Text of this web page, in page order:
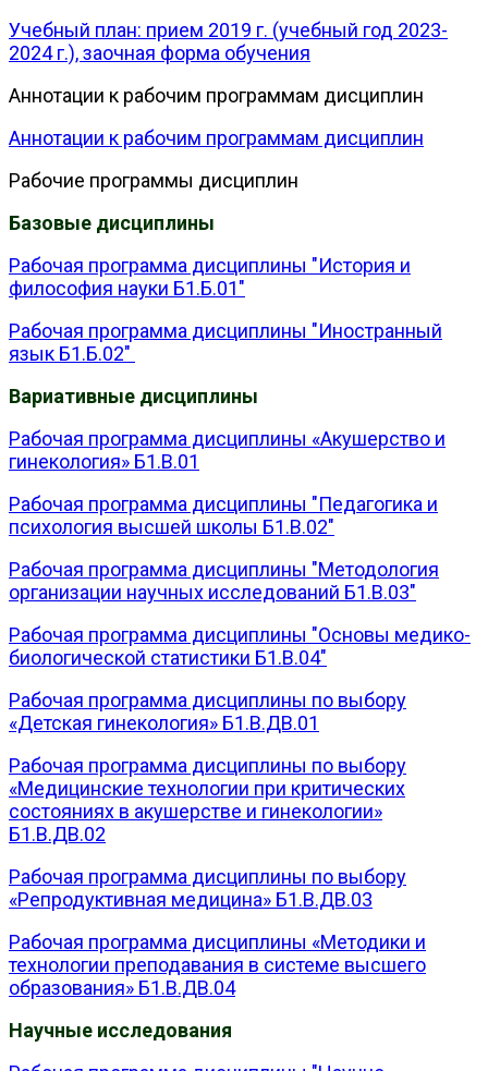
Учебный план: прием 2019 г. (учебный год 2023-
2024 г.), заочная форма обучения
Аннотации к рабочим программам дисциплин
Аннотации к рабочим программам дисциплин
Рабочие программы дисциплин
Базовые дисциплины
Рабочая программа дисциплины "История и
философия науки Б1.Б.01"
Рабочая программа дисциплины "Иностранный
язык Б1.Б.02"
Вариативные дисциплины
Рабочая программа дисциплины «Акушерство и
гинекология» Б1.В.01
Рабочая программа дисциплины "Педагогика и
психология высшей школы Б1.В.02"
Рабочая программа дисциплины "Методология
организации научных исследований Б1.В.03"
Рабочая программа дисциплины "Основы медико-
биологической статистики Б1.В.04"
Рабочая программа дисциплины по выбору
«Детская гинекология» Б1.В.ДВ.01
Рабочая программа дисциплины по выбору
«Медицинские технологии при критических
состояниях в акушерстве и гинекологии»
Б1.В.ДВ.02
Рабочая программа дисциплины по выбору
«Репродуктивная медицина» Б1.В.ДВ.03
Рабочая программа дисциплины «Методики и
технологии преподавания в системе высшего
образования» Б1.В.ДВ.04
Научные исследования